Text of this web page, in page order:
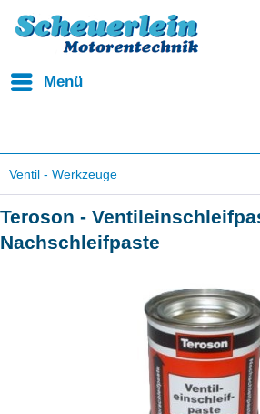
Menü
Ventil - Werkzeuge
Teroson -
Nachschleifpaste